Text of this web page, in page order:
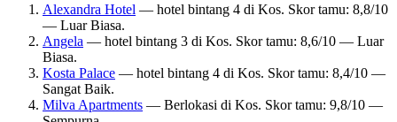
Alexandra Hotel — hotel bintang 4 di Kos. Skor tamu: 8,8/10
— Luar Biasa.
Angela — hotel bintang 3 di Kos. Skor tamu: 8,6/10 — Luar
Biasa.
Kosta Palace — hotel bintang 4 di Kos. Skor tamu: 8,4/10 —
Sangat Baik.
Milva Apartments — Berlokasi di Kos. Skor tamu: 9,8/10 —